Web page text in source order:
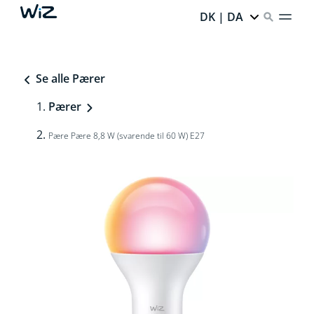
DK | DA
Se alle Pærer
Pærer
Pære Pære 8,8 W (svarende til 60 W) E27